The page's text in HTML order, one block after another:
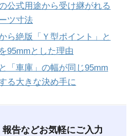
公式用途から受け継がれる
ツ寸法
ら絶版「Ｙ型ポイント」と
95mmとした理由
「車庫」の幅が同じ95mm
る大きな決め手に
告などお気軽にご入力